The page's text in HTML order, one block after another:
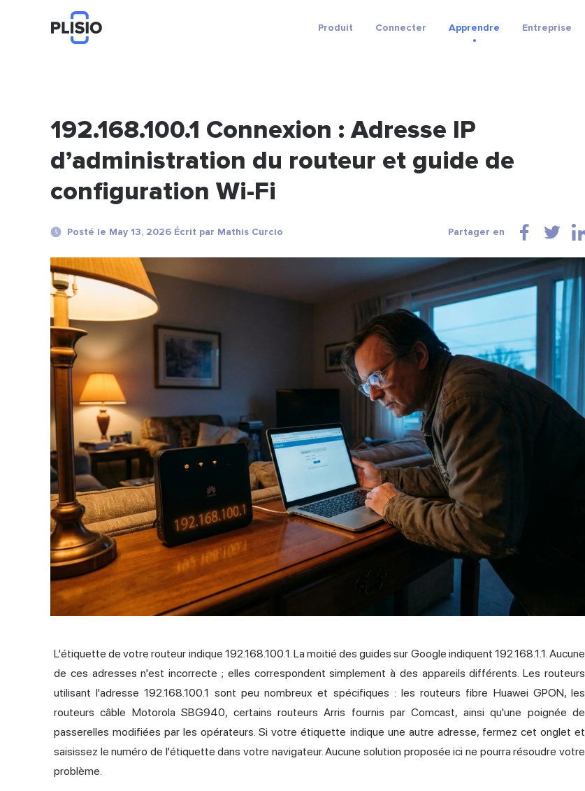
Produit Connecter Apprendre Entreprise
192.168.100.1 Connexion : Adresse IP
d’administration du routeur et guide de
configuration Wi-Fi
Posté le May 13, 2026 Écrit par Mathis Curcio Partager en
L'étiquette de votre routeur indique 192.168.100.1. La moitié des guides sur Google indiquent 192.168.1.1. Aucune
de ces adresses n'est incorrecte ; elles correspondent simplement à des appareils différents. Les routeurs
utilisant l'adresse 192.168.100.1 sont peu nombreux et spécifiques : les routeurs fibre Huawei GPON, les
routeurs câble Motorola SBG940, certains routeurs Arris fournis par Comcast, ainsi qu'une poignée de
passerelles modifiées par les opérateurs. Si votre étiquette indique une autre adresse, fermez cet onglet et
saisissez le numéro de l'étiquette dans votre navigateur. Aucune solution proposée ici ne pourra résoudre votre
problème.